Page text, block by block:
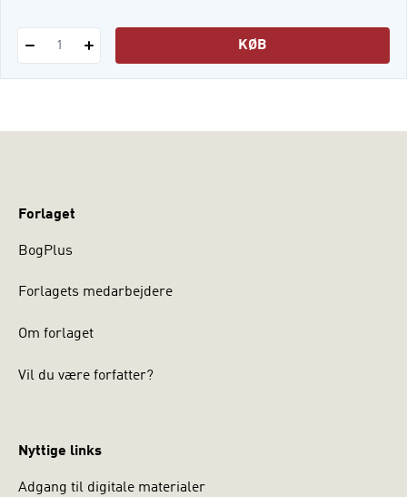
1 KØB
Forlaget
BogPlus
Forlagets medarbejdere
Om forlaget
Vil du være forfatter?
Nyttige links
Adgang til digitale materialer